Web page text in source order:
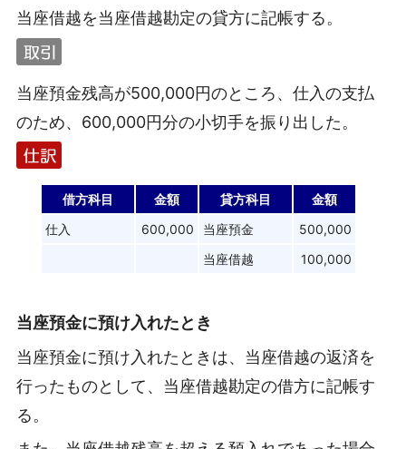
当座借越を当座借越勘定の貸方に記帳する。
当座預金残高が500,000円のところ、仕入の支払
のため、600,000円分の小切手を振り出した。
借方科目 金額 貸方科目
金額
仕入
600,000 当座預金
500,000
当座借越
100,000
当座預金に預け入れたとき
当座預金に預け入れたときは、当座借越の返済を
行ったものとして、当座借越勘定の借方に記帳す
る。